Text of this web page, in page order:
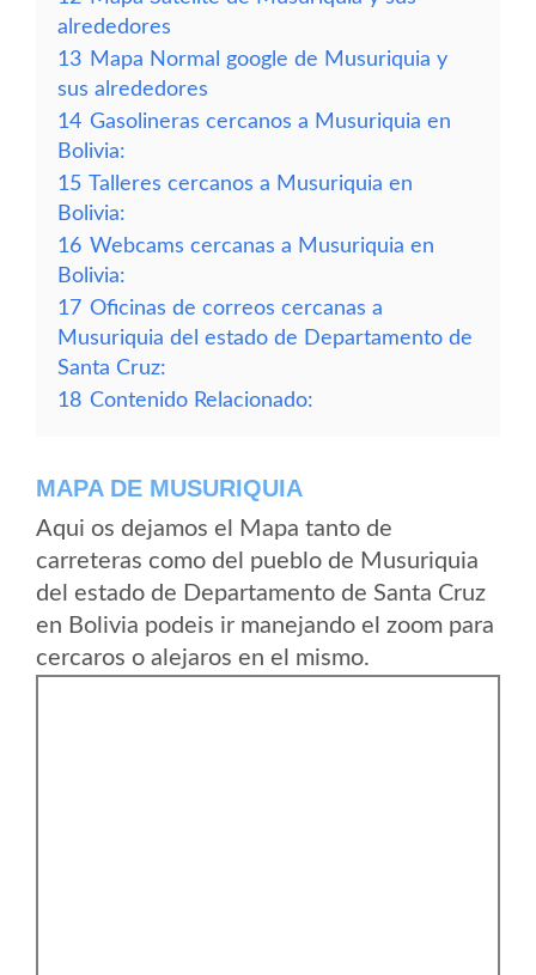
alrededores
13 Mapa Normal google de Musuriquia y
sus alrededores
14 Gasolineras cercanos a Musuriquia en
Bolivia:
15 Talleres cercanos a Musuriquia en
Bolivia:
16 Webcams cercanas a Musuriquia en
Bolivia:
17 Oficinas de correos cercanas a
Musuriquia del estado de Departamento de
Santa Cruz:
18 Contenido Relacionado:
MAPA DE MUSURIQUIA
Aqui os dejamos el Mapa tanto de
carreteras como del pueblo de Musuriquia
del estado de Departamento de Santa Cruz
en Bolivia podeis ir manejando el zoom para
cercaros o alejaros en el mismo.